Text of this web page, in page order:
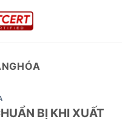
BỊ KHI XUẤT